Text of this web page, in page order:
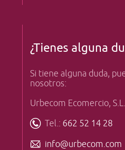
¿Tienes alguna
Si tiene alguna duda,
nosotros:
Urbecom Ecomercio, S.L.
Tel.: 662 52 14 28
info@urbecom.com